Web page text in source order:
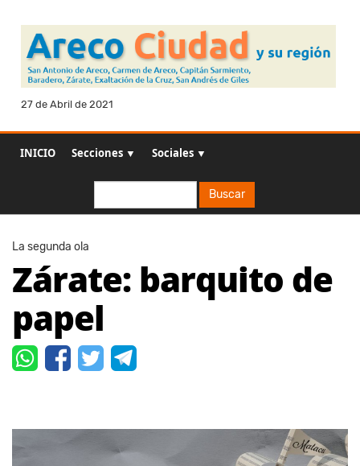
27 de Abril de 2021
INICIO Secciones ▼ Sociales ▼
Buscar
La segunda ola
Zárate: barquito de
papel